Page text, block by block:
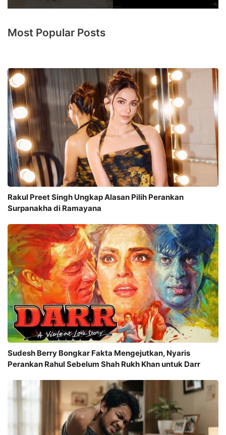
Most Popular Posts
Rakul Preet Singh Ungkap Alasan Pilih Perankan
Surpanakha di Ramayana
Sudesh Berry Bongkar Fakta Mengejutkan, Nyaris
Perankan Rahul Sebelum Shah Rukh Khan untuk Darr